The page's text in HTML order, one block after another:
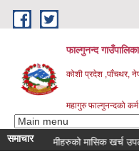
Skip to main content
फाल्गुनन्द
कोशी प्रदेश ,पाँचथर,
महागुरु फाल्गुनन्दको
समाचार
रोगका विरामीहरुको मासिक खर्च